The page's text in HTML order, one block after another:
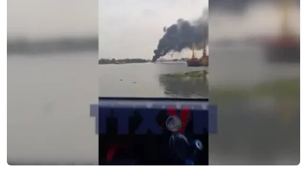
Chính sách nhà ở của nước Anh -
Góc tham chiếu cho Việt Nam
Phú Thọ gỡ vướng mắc mặt bằng,
đẩy nhanh đầu tư các cụm công